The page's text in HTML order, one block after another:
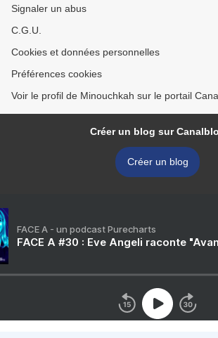
Signaler un abus
C.G.U.
Cookies et données personnelles
Préférences cookies
Voir le profil de Minouchkah sur le portail
Créer un blog sur
Créer un blog
FACE A - un podcast Purecharts
FACE A #30 : Eve Angeli raconte